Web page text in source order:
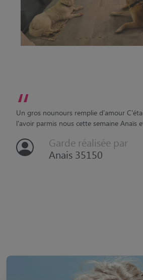
“
Un gros nounours remplie d'amour
l'avoir parmis nous cette semaine Anaïs
Garde réalisée par
Anais 35150